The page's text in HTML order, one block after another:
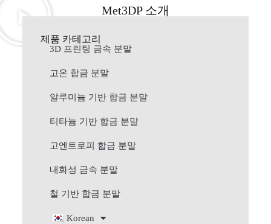
Met3DP 소개
제품 카테고리
3D 프린팅 금속 분말
고온 합금 분말
알루미늄 기반 합금 분말
티타늄 기반 합금 분말
고엔트로피 합금 분말
내화성 금속 분말
철 기반 합금 분말
Korean